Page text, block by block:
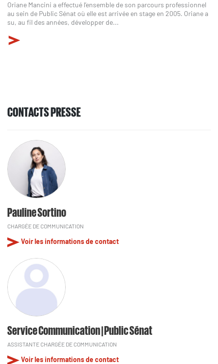
Oriane Mancini a effectué l’ensemble de son parcours professionnel
au sein de Public Sénat où elle est arrivée en stage en 2005. Oriane a
su, au fil des années, développer de...
CONTACTS PRESSE
Pauline Sortino
CHARGÉE DE COMMUNICATION
Voir les informations de contact
Service Communication | Public Sénat
ASSISTANTE CHARGÉE DE COMMUNICATION
Voir les informations de contact